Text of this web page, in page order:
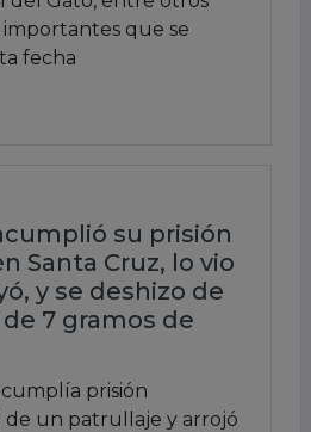
que se
fecha
su prisión
Santa Cruz, lo vio
y se deshizo de
7 gramos de
prisión
de un patrullaje y arrojó